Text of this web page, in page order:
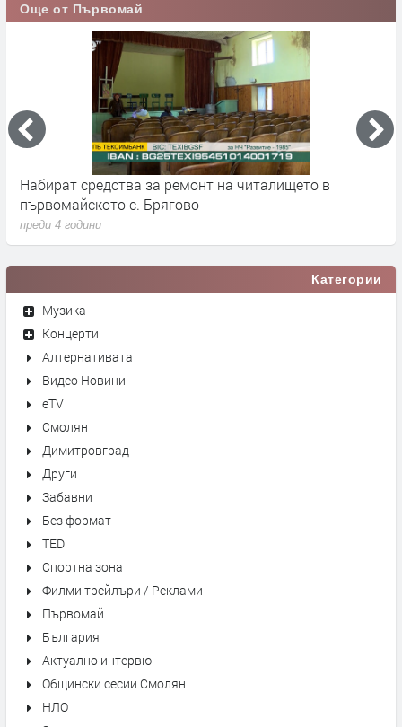
Още от Първомай
Набират средства за ремонт на читалището в
първомайското с. Брягово
преди 4 години
Категории
Музика
Концерти
Алтернативата
Видео Новини
eTV
Смолян
Димитровград
Други
Забавни
Без формат
TED
Спортна зона
Филми трейлъри / Реклами
Първомай
България
Актуално интервю
Общински сесии Смолян
НЛО